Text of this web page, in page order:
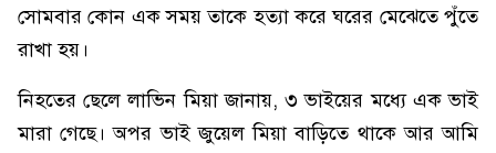
সোমবার কোন এক সময় তাকে হত্যা করে ঘরের মেঝেতে পুঁতে
রাখা হয়।
নিহতের ছেলে লাভিন মিয়া জানায়, ৩ ভাইয়ের মধ্যে এক ভাই
মারা গেছে। অপর ভাই জুয়েল মিয়া বাড়িতে থাকে আর আমি